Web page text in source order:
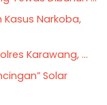
Kasus Narkoba,
Karawang, ...
Solar